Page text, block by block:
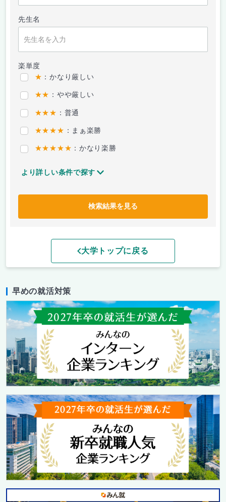
先生名
楽単度
★ ：かなり厳しい
★★ ：やや厳しい
★★★ ：普通
★★★★ ：まぁ楽勝
★★★★★ ：かなり楽勝
より詳しい条件で探す
検索結果を見る
大学トップに戻る
早めの就活対策